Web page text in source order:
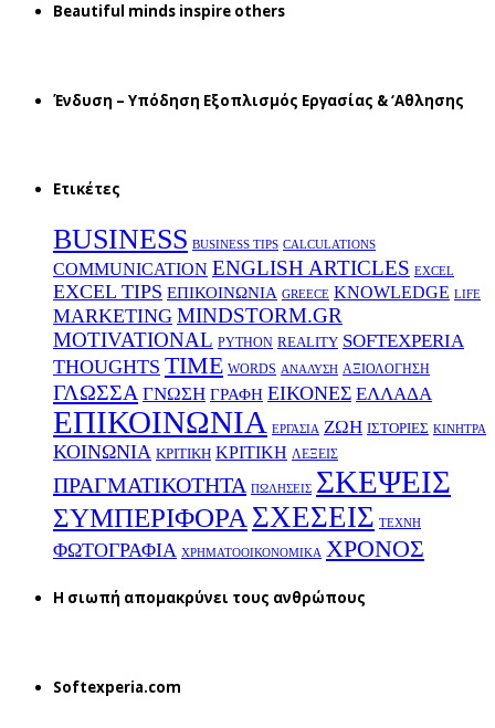
Beautiful minds inspire others
Ένδυση – Υπόδηση Εξοπλισμός Εργασίας & ‘Aθλησης
Ετικέτες
BUSINESS BUSINESS TIPS CALCULATIONS
COMMUNICATION ENGLISH ARTICLES EXCEL
EXCEL TIPS EΠΙΚΟΙΝΩΝΙΑ GREECE KNOWLEDGE LIFE
MARKETING MINDSTORM.GR
MOTIVATIONAL PYTHON REALITY SOFTEXPERIA
THOUGHTS TIME WORDS ΑΝΑΛΥΣΗ ΑΞΙΟΛΟΓΗΣΗ
ΓΛΩΣΣΑ ΓΝΩΣΗ ΓΡΑΦΗ ΕΙΚΟΝΕΣ ΕΛΛΑΔΑ
ΕΠΙΚΟΙΝΩΝΙΑ ΕΡΓΑΣΙΑ ΖΩΗ ΙΣΤΟΡΙΕΣ ΚΙΝΗΤΡΑ
ΚΟΙΝΩΝΙΑ ΚΡΙΤΙΚΗ ΚΡΙΤΙΚΗ ΛΕΞΕΙΣ
ΠΡΑΓΜΑΤΙΚΟΤΗΤΑ ΠΩΛΗΣΕΙΣ ΣΚΕΨΕΙΣ
ΣΥΜΠΕΡΙΦΟΡΑΣΧΕΣΕΙΣ ΤΕΧΝΗ
ΦΩΤΟΓΡΑΦΙΑ ΧΡΗΜΑΤΟΟΙΚΟΝΟΜΙΚΑ ΧΡΟΝΟΣ
H σιωπή απομακρύνει τους ανθρώπους
Softexperia.com